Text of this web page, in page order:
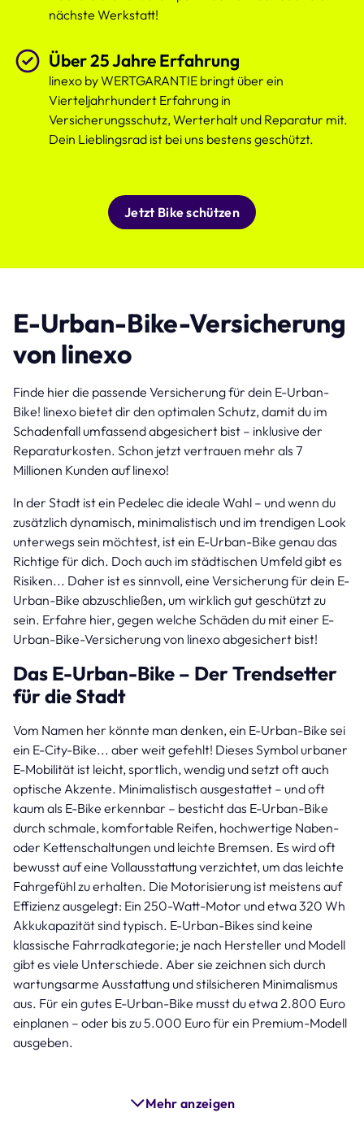
nächste Werkstatt!
Über 25 Jahre Erfahrung
linexo by WERTGARANTIE bringt über ein
Vierteljahrhundert Erfahrung in
Versicherungsschutz, Werterhalt und Reparatur mit.
Dein Lieblingsrad ist bei uns bestens geschützt.
Jetzt Bike schützen
E-Urban-Bike-Versicherung
von linexo
Finde hier die passende Versicherung für dein E-Urban-
Bike! linexo bietet dir den optimalen Schutz, damit du im
Schadenfall umfassend abgesichert bist – inklusive der
Reparaturkosten. Schon jetzt vertrauen mehr als 7
Millionen Kunden auf linexo!
In der Stadt ist ein Pedelec die ideale Wahl – und wenn du
zusätzlich dynamisch, minimalistisch und im trendigen Look
unterwegs sein möchtest, ist ein E-Urban-Bike genau das
Richtige für dich. Doch auch im städtischen Umfeld gibt es
Risiken... Daher ist es sinnvoll, eine Versicherung für dein E-
Urban-Bike abzuschließen, um wirklich gut geschützt zu
sein. Erfahre hier, gegen welche Schäden du mit einer E-
Urban-Bike-Versicherung von linexo abgesichert bist!
Das E-Urban-Bike – Der Trendsetter
für die Stadt
Vom Namen her könnte man denken, ein E-Urban-Bike sei
ein E-City-Bike... aber weit gefehlt! Dieses Symbol urbaner
E-Mobilität ist leicht, sportlich, wendig und setzt oft auch
optische Akzente. Minimalistisch ausgestattet – und oft
kaum als E-Bike erkennbar – besticht das E-Urban-Bike
durch schmale, komfortable Reifen, hochwertige Naben-
oder Kettenschaltungen und leichte Bremsen. Es wird oft
bewusst auf eine Vollausstattung verzichtet, um das leichte
Fahrgefühl zu erhalten. Die Motorisierung ist meistens auf
Effizienz ausgelegt: Ein 250-Watt-Motor und etwa 320 Wh
Akkukapazität sind typisch. E-Urban-Bikes sind keine
klassische Fahrradkategorie; je nach Hersteller und Modell
gibt es viele Unterschiede. Aber sie zeichnen sich durch
wartungsarme Ausstattung und stilsicheren Minimalismus
aus. Für ein gutes E-Urban-Bike musst du etwa 2.800 Euro
einplanen – oder bis zu 5.000 Euro für ein Premium-Modell
ausgeben.
Mehr anzeigen